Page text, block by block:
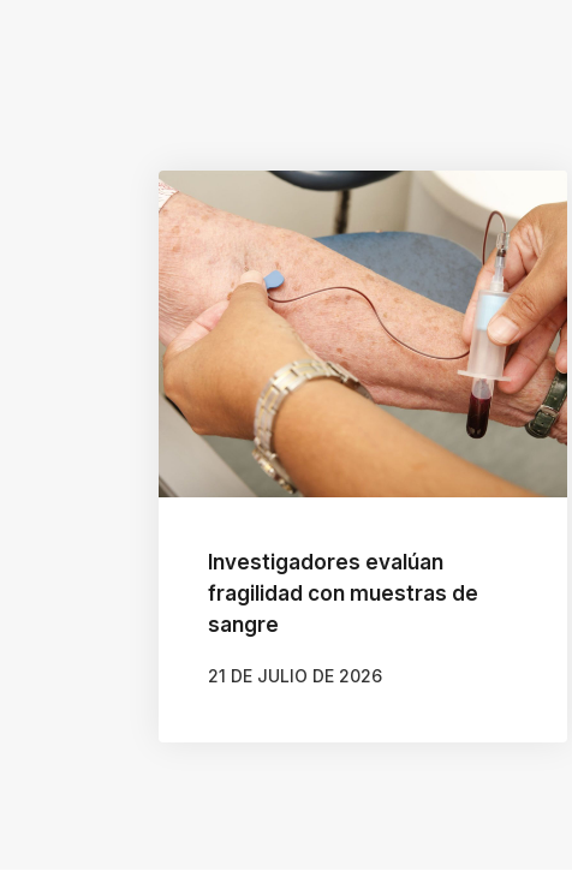
Investigadores evalúan
fragilidad con muestras de
sangre
21 DE JULIO DE 2026